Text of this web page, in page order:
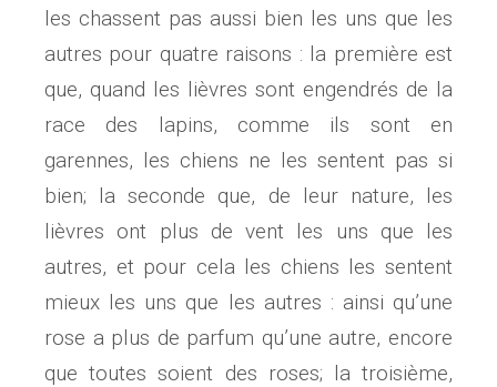
les chassent pas aussi bien les uns que les
autres pour quatre raisons : la première est
que, quand les lièvres sont engendrés de la
race des lapins, comme ils sont en
garennes, les chiens ne les sentent pas si
bien; la seconde que, de leur nature, les
lièvres ont plus de vent les uns que les
autres, et pour cela les chiens les sentent
mieux les uns que les autres : ainsi qu’une
rose a plus de parfum qu’une autre, encore
que toutes soient des roses; la troisième,